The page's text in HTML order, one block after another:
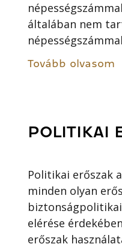
általában nem
Tovább olvasom
POLITIKAI
Politikai erőszak
minden olyan
elérése
erőszak